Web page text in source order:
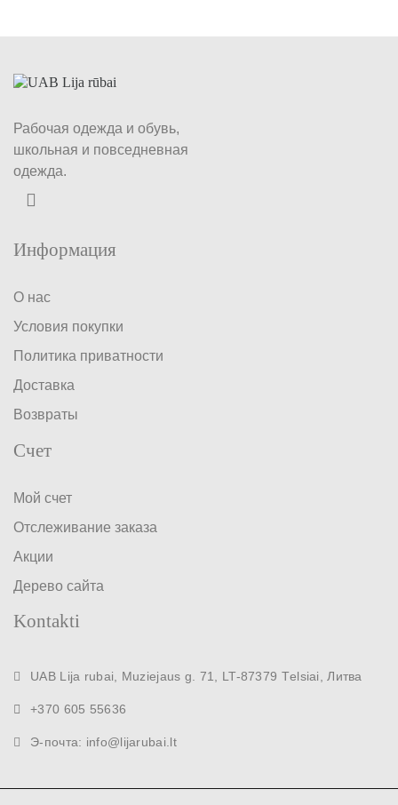
Рабочая одежда и обувь,
школьная и повседневная
одежда.
Информация
О нас
Условия покупки
Политика приватности
Доставка
Возвраты
Счет
Мой счет
Отслеживание заказа
Акции
Дерево сайта
Kontakti
UAB Lija rubai, Muziejaus g. 71, LT-87379 Тelsiai, Литва
+370 605 55636
Э-почта: info@lijarubai.lt